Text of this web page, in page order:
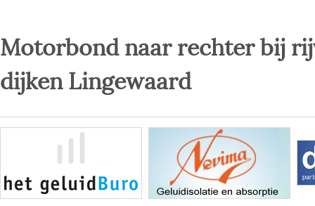
Motorbond naar rechter bij
dijken Lingewaard